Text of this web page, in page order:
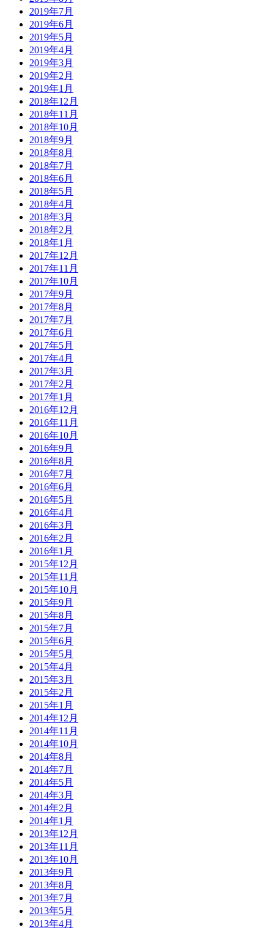
2019年7月
2019年6月
2019年5月
2019年4月
2019年3月
2019年2月
2019年1月
2018年12月
2018年11月
2018年10月
2018年9月
2018年8月
2018年7月
2018年6月
2018年5月
2018年4月
2018年3月
2018年2月
2018年1月
2017年12月
2017年11月
2017年10月
2017年9月
2017年8月
2017年7月
2017年6月
2017年5月
2017年4月
2017年3月
2017年2月
2017年1月
2016年12月
2016年11月
2016年10月
2016年9月
2016年8月
2016年7月
2016年6月
2016年5月
2016年4月
2016年3月
2016年2月
2016年1月
2015年12月
2015年11月
2015年10月
2015年9月
2015年8月
2015年7月
2015年6月
2015年5月
2015年4月
2015年3月
2015年2月
2015年1月
2014年12月
2014年11月
2014年10月
2014年8月
2014年7月
2014年5月
2014年3月
2014年2月
2014年1月
2013年12月
2013年11月
2013年10月
2013年9月
2013年8月
2013年7月
2013年5月
2013年4月